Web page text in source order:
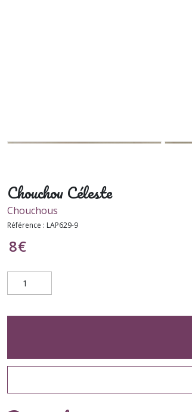
Chouchou Céleste
Chouchous
Référence : LAP629-9
8€